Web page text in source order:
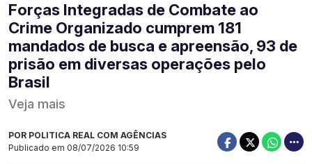
Forças Integradas de Combate ao
Crime Organizado cumprem 181
mandados de busca e apreensão, 93 de
prisão em diversas operações pelo
Brasil
Veja mais
POR POLITICA REAL COM AGÊNCIAS
Publicado em 08/07/2026 10:59